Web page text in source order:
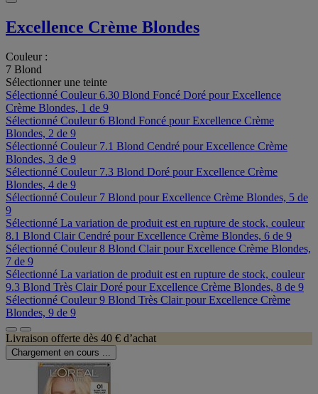
Excellence Crème Blondes
Couleur :
7 Blond
Sélectionner une teinte
Sélectionné Couleur 6.30 Blond Foncé Doré pour Excellence
Crème Blondes, 1 de 9
Sélectionné Couleur 6 Blond Foncé pour Excellence Crème
Blondes, 2 de 9
Sélectionné Couleur 7.1 Blond Cendré pour Excellence Crème
Blondes, 3 de 9
Sélectionné Couleur 7.3 Blond Doré pour Excellence Crème
Blondes, 4 de 9
Sélectionné Couleur 7 Blond pour Excellence Crème Blondes, 5 de
9
Sélectionné La variation de produit est en rupture de stock, couleur
8.1 Blond Clair Cendré pour Excellence Crème Blondes, 6 de 9
Sélectionné Couleur 8 Blond Clair pour Excellence Crème Blondes,
7 de 9
Sélectionné La variation de produit est en rupture de stock, couleur
9.3 Blond Très Clair Doré pour Excellence Crème Blondes, 8 de 9
Sélectionné Couleur 9 Blond Très Clair pour Excellence Crème
Blondes, 9 de 9
Livraison offerte dès 40 € d’achat
Chargement en cours ...